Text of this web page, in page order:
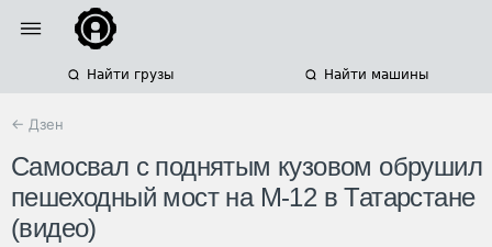
Найти грузы Найти машины
← Дзен
Самосвал с поднятым кузовом обрушил
пешеходный мост на М-12 в Татарстане
(видео)